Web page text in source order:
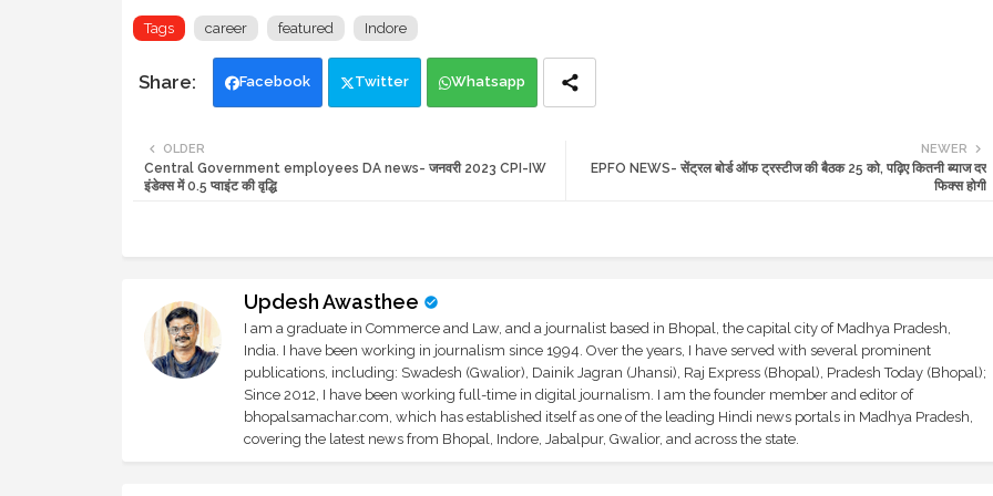
Tags career featured Indore
Facebook Twitter Whatsapp
NEWER
EPFO NEWS- सेंट्रल बोर्ड ऑफ ट्रस्टीज की बैठक 25 को, पढ़िए कितनी ब्याज दर
फिक्स होगी
OLDER
Central Government employees DA news- जनवरी 2023 CPI-IW
इंडेक्स में 0.5 प्वाइंट की वृद्धि
Updesh Awasthee
I am a graduate in Commerce and Law, and a journalist based in Bhopal, the capital city of Madhya Pradesh,
India. I have been working in journalism since 1994. Over the years, I have served with several prominent
publications, including: Swadesh (Gwalior), Dainik Jagran (Jhansi), Raj Express (Bhopal), Pradesh Today (Bhopal);
Since 2012, I have been working full-time in digital journalism. I am the founder member and editor of
bhopalsamachar.com, which has established itself as one of the leading Hindi news portals in Madhya Pradesh,
covering the latest news from Bhopal, Indore, Jabalpur, Gwalior, and across the state.